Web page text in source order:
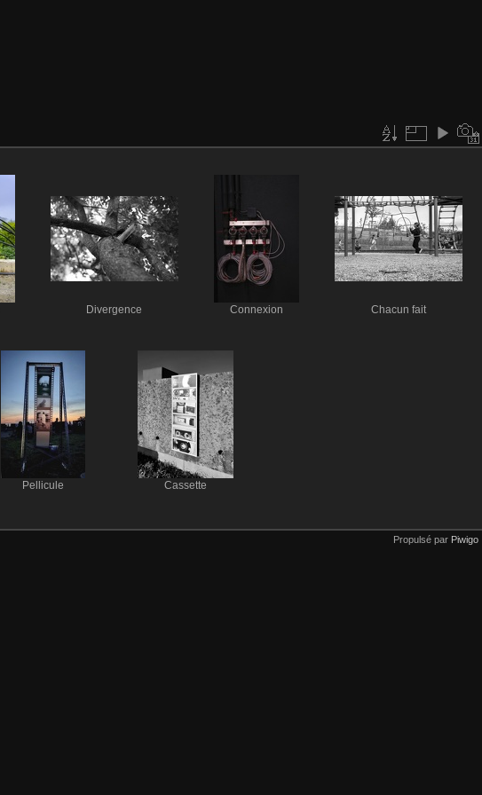
Divergence Connexion Chacun fait
Pellicule Cassette
Propulsé par Piwigo